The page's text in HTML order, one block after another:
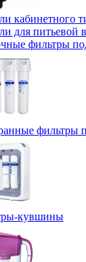
кабинетного
для питьевой
фильтры
фильтры
кувшины